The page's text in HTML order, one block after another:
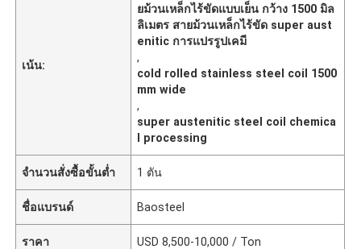
เน้น:
ยม้วนเหล็กไร้ขัดแบบเย็น กว้าง 1500 มิล
ลิเมตร สายม้วนเหล็กไร้ขัด super aust
enitic การแปรรูปเคมี
,
cold rolled stainless steel coil 1500
mm wide
,
super austenitic steel coil chemica
l processing
จำนวนสั่งซื้อขั้นต่ำ 1 ตัน
ชื่อแบรนด์ Baosteel
ราคา USD 8,500-10,000 / Ton